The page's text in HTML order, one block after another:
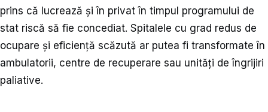
prins că lucrează și în privat în timpul programului de
stat riscă să fie concediat. Spitalele cu grad redus de
ocupare și eficiență scăzută ar putea fi transformate în
ambulatorii, centre de recuperare sau unități de îngrijiri
paliative.